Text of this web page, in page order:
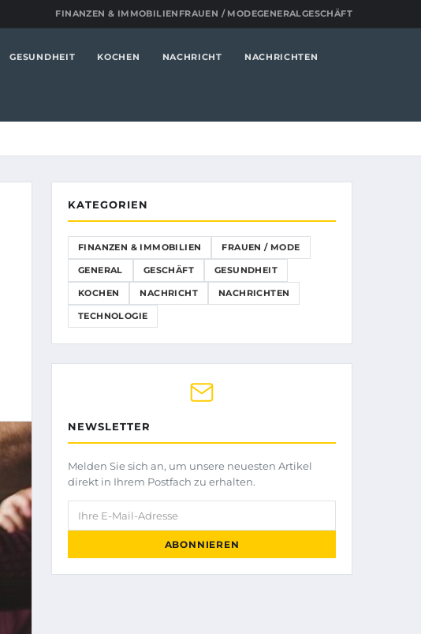
FINANZEN & IMMOBILIEN FRAUEN / MODEGENERALGESCHÄFT
GESUNDHEIT KOCHEN NACHRICHT NACHRICHTEN
KATEGORIEN
FINANZEN & IMMOBILIEN FRAUEN / MODE
GENERAL GESCHÄFT GESUNDHEIT
KOCHEN NACHRICHT NACHRICHTEN
TECHNOLOGIE
NEWSLETTER
Melden Sie sich an, um unsere neuesten Artikel
direkt in Ihrem Postfach zu erhalten.
Ihre E-Mail-Adresse
ABONNIEREN